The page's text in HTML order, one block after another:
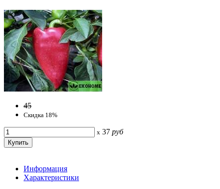
45
Скидка 18%
x 37 руб
Информация
Характеристики